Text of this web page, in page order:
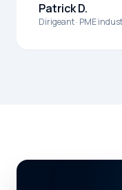
Patrick D.
Dirigeant· PME